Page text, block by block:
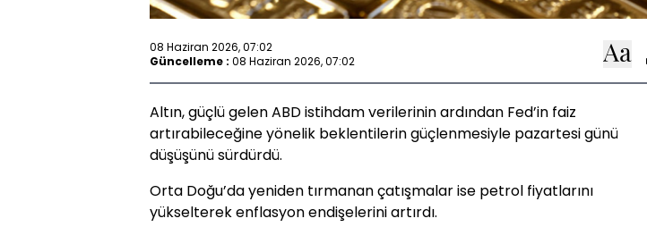
08 Haziran 2026, 07:02
Güncelleme : 08 Haziran 2026, 07:02
Altın, güçlü gelen ABD istihdam verilerinin ardından Fed’in faiz
artırabileceğine yönelik beklentilerin güçlenmesiyle pazartesi günü
düşüşünü sürdürdü.
Orta Doğu’da yeniden tırmanan çatışmalar ise petrol fiyatlarını
yükselterek enflasyon endişelerini artırdı.